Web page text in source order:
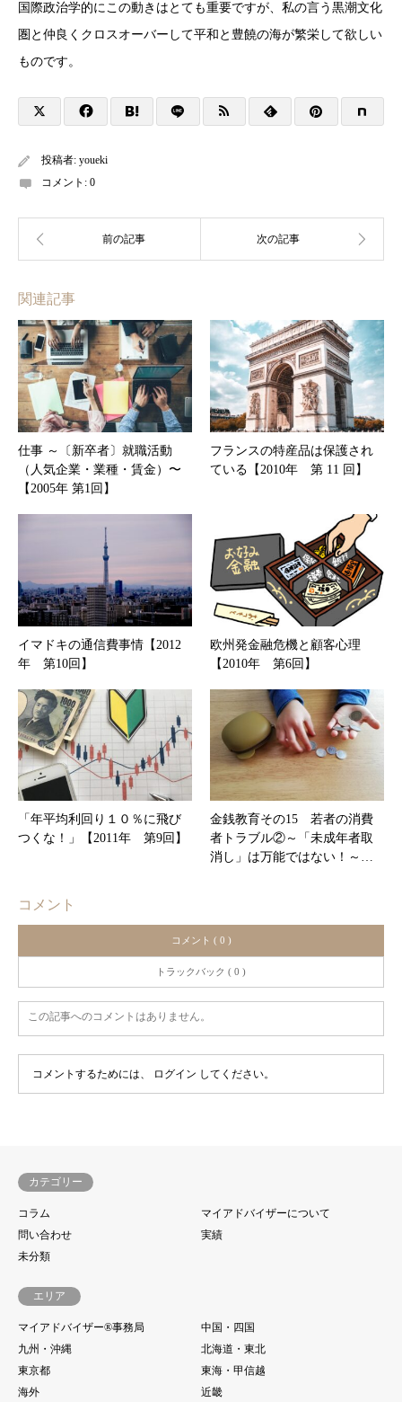
国際政治学的にこの動きはとても重要ですが、私の言う黒潮文化
圏と仲良くクロスオーバーして平和と豊饒の海が繁栄して欲しい
ものです。
投稿者: youeki
コメント: 0
関連記事
仕事 ～〔新卒者〕就職活動
（人気企業・業種・賃金）〜
【2005年 第1回】
フランスの特産品は保護され
ている【2010年 第 11 回】
イマドキの通信費事情【2012
年 第10回】
欧州発金融危機と顧客心理
【2010年 第6回】
「年平均利回り１０％に飛び
つくな！」【2011年 第9回】
金銭教育その15 若者の消費
者トラブル②～「未成年者取
消し」は万能ではない！～…
コメント
コメント ( 0 )
トラックバック ( 0 )
この記事へのコメントはありません。
コメントするためには、 ログイン してください。
カテゴリー
コラム
マイアドバイザーについて
問い合わせ
実績
未分類
エリア
マイアドバイザー®事務局
中国・四国
九州・沖縄
北海道・東北
東京都
東海・甲信越
海外
近畿